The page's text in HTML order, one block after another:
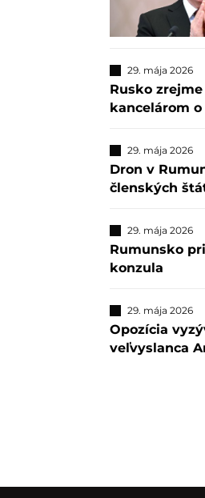
29. mája 2026
Rusko
kancelárom
29. mája 2026
Dron v
členských
29. mája 2026
Rumunsko
konzula
29. mája 2026
Opozícia
veľvyslanca